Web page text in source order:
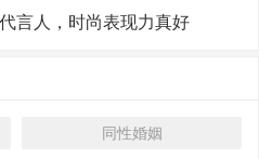
言人，时尚表现力真好
同性婚姻